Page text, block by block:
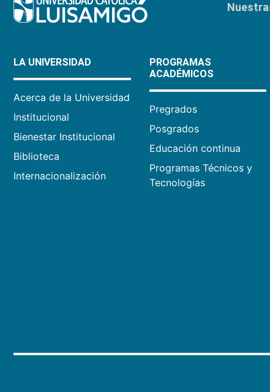
LA UNIVERSIDAD
Acerca de la Universidad
Institucional
Bienestar Institucional
Biblioteca
Internacionalización
PROGRAMAS
ACADÉMICOS
Pregrados
Posgrados
Educación continua
Programas Técnicos y
Tecnologías